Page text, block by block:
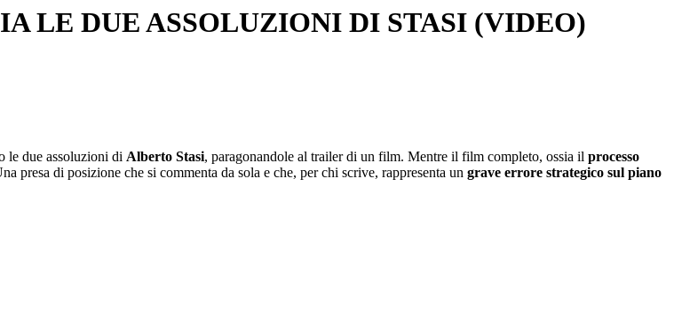
LE DUE ASSOLUZIONI DI STASI (VIDEO)
le due assoluzioni di Alberto Stasi, paragonandole al trailer di un film. Mentre il film completo, ossia il processo
presa di posizione che si commenta da sola e che, per chi scrive, rappresenta un grave errore strategico sul piano